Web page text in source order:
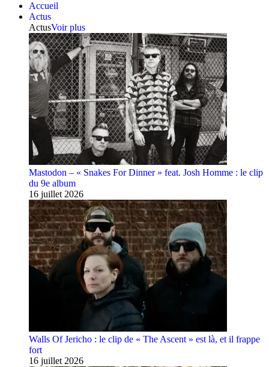
Accueil
Actus
ActusVoir plus
Mastodon – « Snakes For Dinner » feat. Josh Homme : le clip
du 9e album
16 juillet 2026
Walls Of Jericho : le clip de « The Ascent » est là, et il frappe
fort
16 juillet 2026